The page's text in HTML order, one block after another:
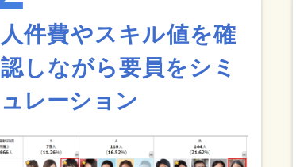
人件費やスキル値を確
認しながら要員をシミ
ュレーション